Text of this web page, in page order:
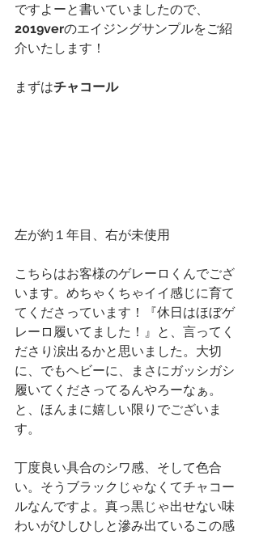
ですよーと書いていましたので、
2019verのエイジングサンプルをご紹
介いたします！
まずはチャコール
左が約１年目、右が未使用
こちらはお客様のゲレーロくんでござ
います。めちゃくちゃイイ感じに育て
てくださっています！『休日はほぼゲ
レーロ履いてました！』と、言ってく
ださり涙出るかと思いました。大切
に、でもヘビーに、まさにガッシガシ
履いてくださってるんやろーなぁ。
と、ほんまに嬉しい限りでございま
す。
丁度良い具合のシワ感、そして色合
い。そうブラックじゃなくてチャコー
ルなんですよ。真っ黒じゃ出せない味
わいがひしひしと滲み出ているこの感